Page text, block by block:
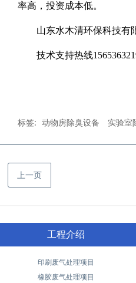
率高，投资成本低。
山东水木清环保科技有
技术支持热线
标签: 动物房除臭设备 实验室
上一页
工程介绍
印刷废气处理项目
橡胶废气处理项目